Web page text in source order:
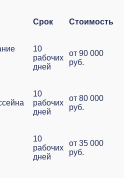
Срок Стоимость
10
рабочих
дней
от 90 000
руб.
10
рабочих
дней
от 80 000
руб.
10
рабочих
дней
от 35 000
руб.